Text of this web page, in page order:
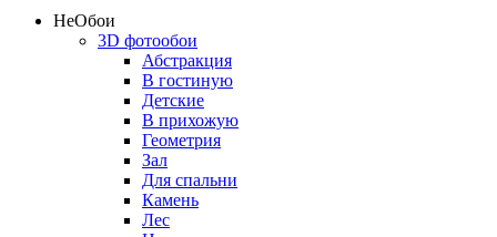
НеОбои
3D фотообои
Абстракция
В гостиную
Детские
В прихожую
Геометрия
Зал
Для спальни
Камень
Лес